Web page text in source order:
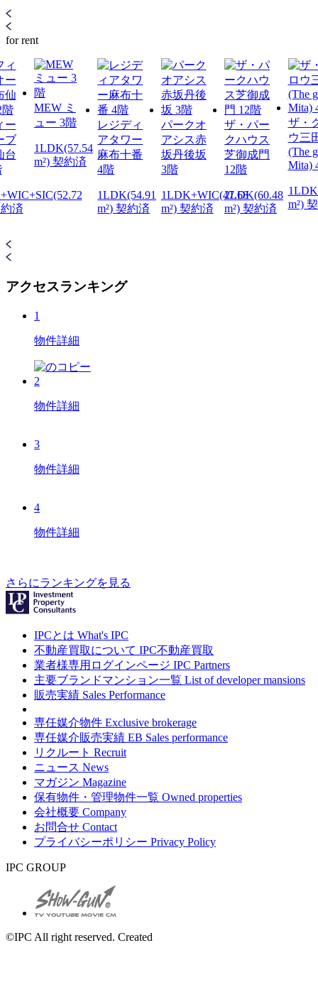
for rent
ー
ブ
台
済
MEW ミ
ュー 3階
1LDK(57.54
m²) 契約済
レジディ
アタワー
麻布十番
4階
1LDK(54.91
m²) 契約済
パークオ
アシス赤
坂丹後坂
3階
1LDK+WIC(47.68
m²) 契約済
ザ・パー
クハウス
芝御成門
12階
2LDK(60.48
m²) 契約済
ザ・
ウ三
(The
Mita)
m²)
アクセスランキング
1
物件詳細
2
物件詳細
3
物件詳細
4
物件詳細
さらにランキングを見る
IPCとは What's IPC
不動産買取について IPC不動産買取
業者様専用ログインページ IPC Partners
主要ブランドマンション一覧 List of developer mansions
販売実績 Sales Performance
専任媒介物件 Exclusive brokerage
専任媒介販売実績 EB Sales performance
リクルート Recruit
ニュース News
マガジン Magazine
保有物件・管理物件一覧 Owned properties
会社概要 Company
お問合せ Contact
プライバシーポリシー Privacy Policy
IPC GROUP
©IPC All right reserved. Created